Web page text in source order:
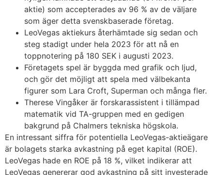
aktie) som accepterades av 96 % av de väljare
som äger detta svenskbaserade företag.
LeoVegas aktiekurs återhämtade sig sedan och
steg stadigt under hela 2023 för att nå en
toppnotering på 180 SEK i augusti 2023.
Företagets spel är byggda med grafik och ljud,
och gör det möjligt att spela med välbekanta
figurer som Lara Croft, Superman och många fler.
Therese Vingåker är forskarassistent i tillämpad
matematik vid TA-gruppen med en gedigen
bakgrund på Chalmers tekniska högskola.
En intressant siffra för potentiella LeoVegas-aktieägare
är bolagets starka avkastning på eget kapital (ROE).
LeoVegas hade en ROE på 18 %, vilket indikerar att
LeoVegas genererar god avkastning på sitt investerade